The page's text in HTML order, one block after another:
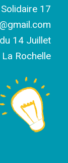
Solidaire 17
14 Juillet
Rochelle